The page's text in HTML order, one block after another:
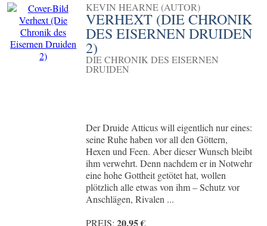
KEVIN HEARNE (AUTOR)
VERHEXT (DIE CHRONIK
DES EISERNEN DRUIDEN
2)
DIE CHRONIK DES EISERNEN
DRUIDEN
Der Druide Atticus will eigentlich nur eines:
seine Ruhe haben vor all den Göttern,
Hexen und Feen. Aber dieser Wunsch bleibt
ihm verwehrt. Denn nachdem er in Notwehr
eine hohe Gottheit getötet hat, wollen
plötzlich alle etwas von ihm – Schutz vor
Anschlägen, Rivalen ...
PREIS: 20,95 €